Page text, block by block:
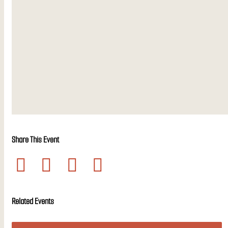
Share This Event
Related Events
LOS MEXITANOS